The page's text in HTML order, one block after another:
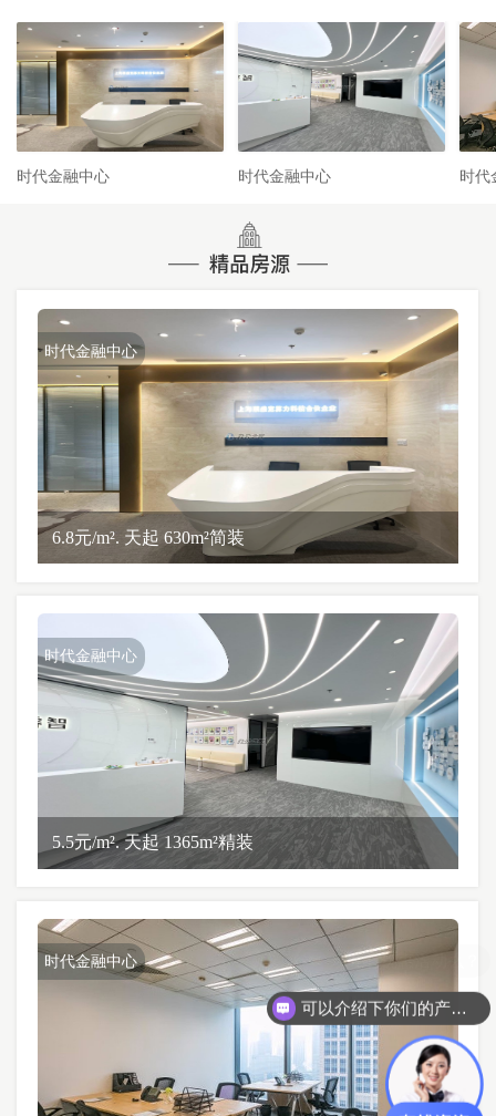
时代金融中心 时代金融中心 时代
时代金融中心
6.8元/m². 天起 630m²简装
时代金融中心
5.5元/m². 天起 1365m²精装
时代金融中心
可以介绍下你们的产品么？